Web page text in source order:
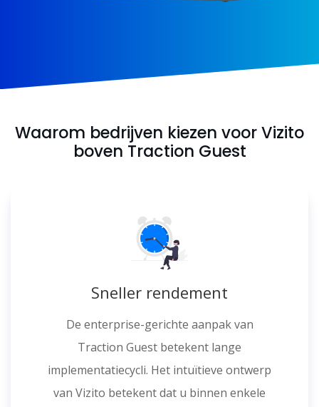
Waarom bedrijven kiezen voor Vizito
boven Traction Guest
Sneller rendement
De enterprise-gerichte aanpak van
Traction Guest betekent lange
implementatiecycli. Het intuïtieve ontwerp
van Vizito betekent dat u binnen enkele